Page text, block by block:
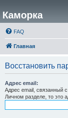
Каморка
FAQ
Главная
Восстановить
Адрес email:
Адрес email, связанный
Личном разделе, то это